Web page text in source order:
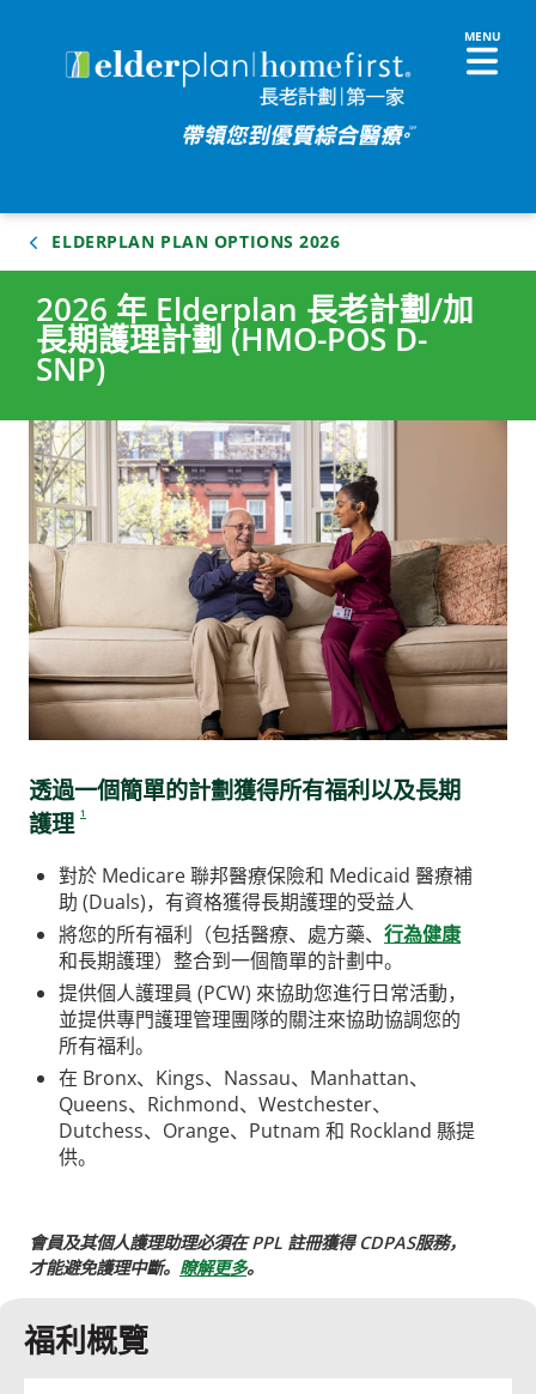
ELDERPLAN PLAN OPTIONS 2026
2026 年 Elderplan 長老計劃/加
長期護理計劃 (HMO-POS D-
SNP)
透過一個簡單的計劃獲得所有福利以及長期
護理 1
對於 Medicare 聯邦醫療保險和 Medicaid 醫療補
助 (Duals)，有資格獲得長期護理的受益人
將您的所有福利（包括醫療、處方藥、 行為健康
和長期護理）整合到一個簡單的計劃中。
提供個人護理員 (PCW) 來協助您進行日常活動，
並提供專門護理管理團隊的關注來協助協調您的
所有福利。
在 Bronx、Kings、Nassau、Manhattan、
Queens、Richmond、Westchester、
Dutchess、Orange、Putnam 和 Rockland 縣提
供。
會員及其個人護理助理必須在 PPL 註冊獲得 CDPAS服務，
才能避免護理中斷。 瞭解更多。
福利概覽